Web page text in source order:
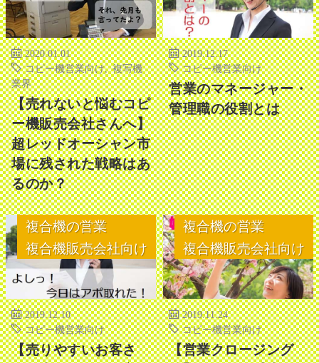
2020.01.01
コピー機営業向け,複写機
業界
【売れないと悩むコピ
ー機販売会社さんへ】
超レッドオーシャン市
場に残された戦略はあ
るのか？
2019.12.17
コピー機営業向け
営業のマネージャー・
管理職の役割とは
複合機の営業
複合機販売会社向け
2019.12.10
コピー機営業向け
【売りやすいお客さ
複合機の営業
複合機販売会社向け
2019.11.24
コピー機営業向け
【営業クロージング